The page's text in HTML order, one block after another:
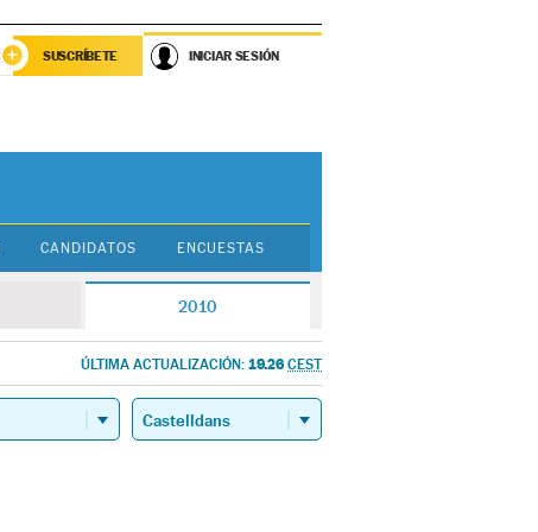
SUSCRÍBETE INICIAR SESIÓN
CANDIDATOS ENCUESTAS
2010
ÚLTIMA ACTUALIZACIÓN: 19.26 CEST